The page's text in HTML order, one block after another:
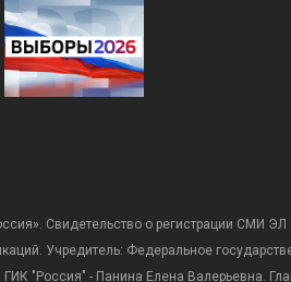
Свидетельство о регистрации СМИ
Учредитель: Федеральное
"Россия" - Панина Елена Валерьевна.